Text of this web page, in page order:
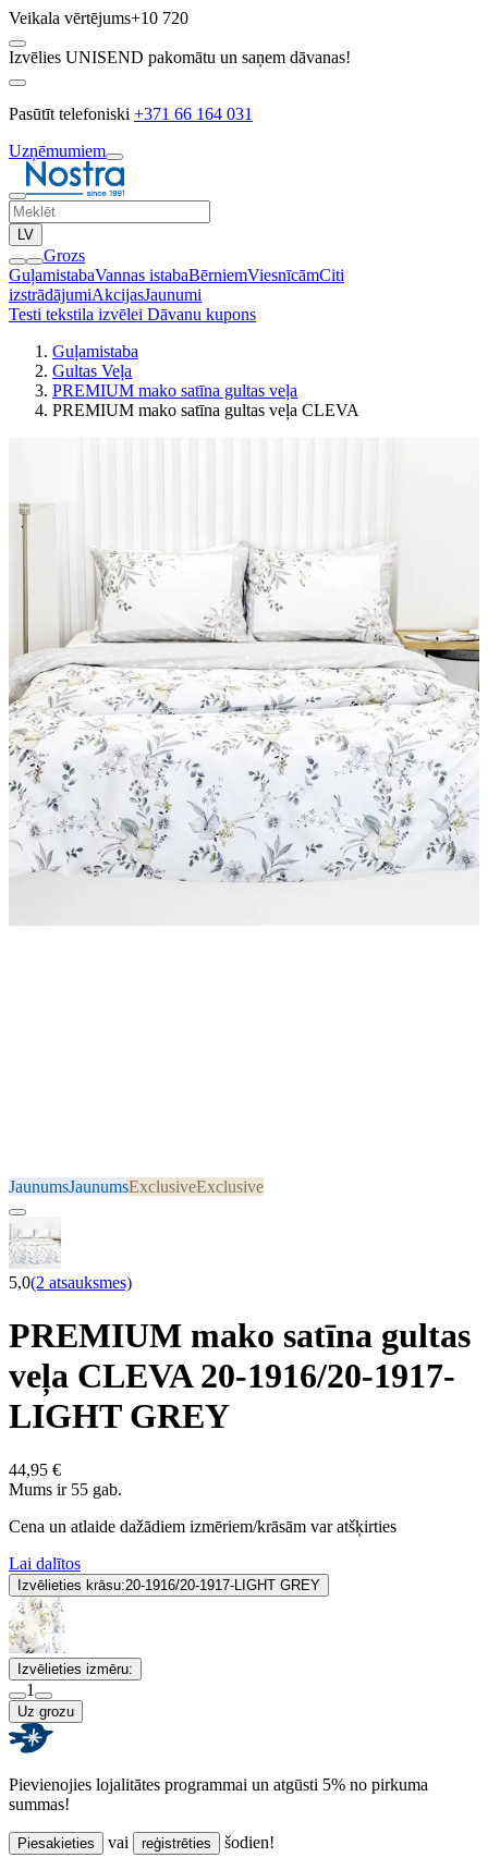
Veikala vērtējums+10 720
Izvēlies UNISEND pakomātu un saņem dāvanas!
Pasūtīt telefoniski +371 66 164 031
Uzņēmumiem
LV
Grozs
GuļamistabaVannas istabaBērniemViesnīcāmCiti
izstrādājumiAkcijasJaunumi
Testi tekstila izvēlei Dāvanu kupons
Guļamistaba
Gultas Veļa
PREMIUM mako satīna gultas veļa
PREMIUM mako satīna gultas veļa CLEVA
JaunumsJaunumsExclusiveExclusive
5,0(2 atsauksmes)
PREMIUM mako satīna gultas
veļa CLEVA 20-1916/20-1917-
LIGHT GREY
44,95 €
Mums ir 55 gab.
Cena un atlaide dažādiem izmēriem/krāsām var atšķirties
Lai dalītos
Izvēlieties krāsu:20-1916/20-1917-LIGHT GREY
Izvēlieties izmēru:
1
Uz grozu
Pievienojies lojalitātes programmai un atgūsti 5% no pirkuma
summas!
Piesakieties vai reģistrēties šodien!